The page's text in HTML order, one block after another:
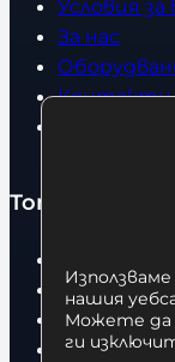
Условия
За нас
Контакти
Топ категории
Боксови
Боксови
Дрехи
нашия
Можете да
ги